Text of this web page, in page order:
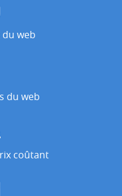
web
du web
coûtant